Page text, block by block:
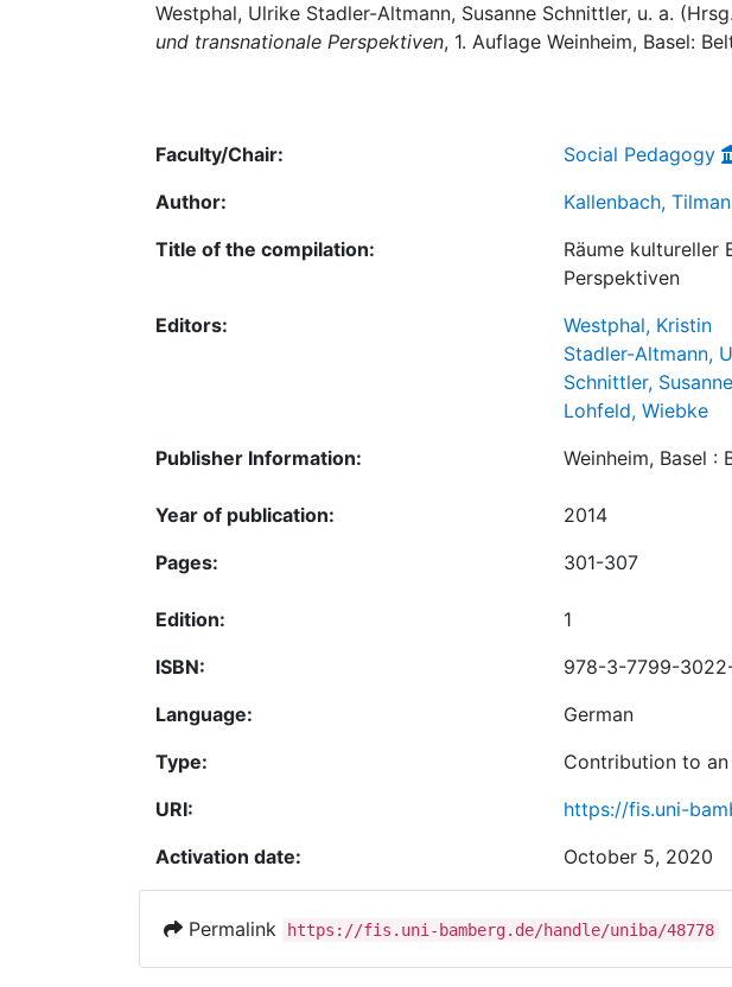
Westphal, Ulrike Stadler-Altmann, Susanne Schnittler, u. a.
und transnationale Perspektiven, 1. Auflage Weinheim, Basel:
Faculty/Chair:
Social Pedagogy
Author:
Kallenbach, Tilman
Title of the compilation:
Räume kultureller
Perspektiven
Editors:
Westphal, Kristin
Stadler-Altmann,
Schnittler, Susanne
Lohfeld, Wiebke
Publisher Information:
Weinheim, Basel :
Year of publication:
2014
Pages:
301-307
Edition:
1
ISBN:
978-3-7799-
Language:
German
Type:
Contribution to
URI:
https://fis.uni-
Activation date:
October 5, 2020
Permalink https://fis.uni-bamberg.de/handle/uniba/48778